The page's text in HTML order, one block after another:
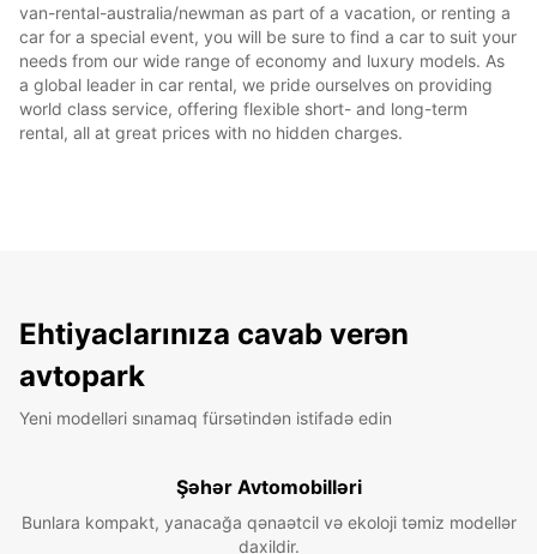
van-rental-australia/newman as part of a vacation, or renting a
car for a special event, you will be sure to find a car to suit your
needs from our wide range of economy and luxury models. As
a global leader in car rental, we pride ourselves on providing
world class service, offering flexible short- and long-term
rental, all at great prices with no hidden charges.
Ehtiyaclarınıza cavab verən
avtopark
Yeni modelləri sınamaq fürsətindən istifadə edin
Şəhər Avtomobilləri
Bunlara kompakt, yanacağa qənaətcil və ekoloji təmiz modellər
daxildir.